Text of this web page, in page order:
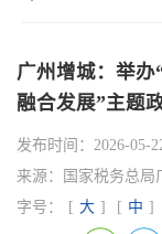
广州增城：举
融合发展”主题
发布时间： 2026-05-
来源：
国家税务总局
字号：
[ 大 ] [ 中 ]